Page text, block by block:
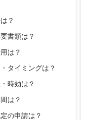
？
書類は？
は？
タイミングは？
時効は？
は？
の申請は？